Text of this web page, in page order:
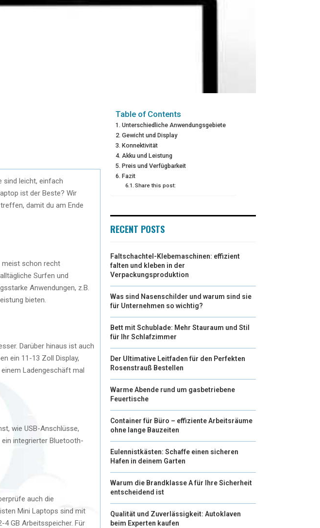
sind leicht, einfach
ist der Beste? Wir
damit du am Ende
meist schon recht
Surfen und
Anwendungen, z.B.
bieten.
Darüber hinaus ist auch
ein 11-13 Zoll Display,
Ladengeschäft mal
wie USB-Anschlüsse,
ein integrierter Bluetooth-
auch die
Mini Laptops sind mit
GB Arbeitsspeicher. Für
Table of Contents
Unterschiedliche Anwendungsgebiete
Gewicht und Display
Konnektivität
Akku und Leistung
Preis und Verfügbarkeit
Fazit
Share this post:
RECENT POSTS
Faltschachtel-Klebemaschinen: effizient
falten und kleben in der
Verpackungsproduktion
Was sind Nasenschilder und warum sind sie
für Unternehmen so wichtig?
Bett mit Schublade: Mehr Stauraum und Stil
für Ihr Schlafzimmer
Der Ultimative Leitfaden für den Perfekten
Rosenstrauß Bestellen
Warme Abende rund um gasbetriebene
Feuertische
Container für Büro – effiziente Arbeitsräume
ohne lange Bauzeiten
Eulennistkästen: Schaffe einen sicheren
Hafen in deinem Garten
Warum die Brandklasse A für Ihre Sicherheit
entscheidend ist
Qualität und Zuverlässigkeit: Autoklaven
beim Experten kaufen